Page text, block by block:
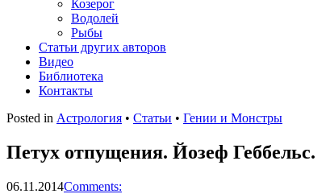
Козерог
Водолей
Рыбы
Статьи других авторов
Видео
Библиотека
Контакты
Posted in Астрология • Статьи • Гении и Монстры
Петух отпущения. Йозеф Геббельс.
06.11.2014Comments: